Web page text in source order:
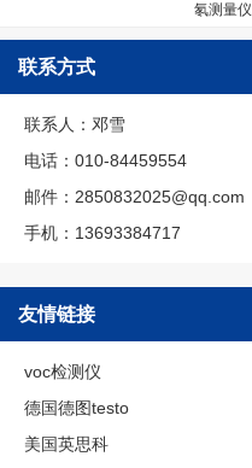
氡测量仪
联系方式
联系人：邓雪
电话：010-84459554
邮件：2850832025@qq.com
手机：13693384717
友情链接
voc检测仪
德国德图testo
美国英思科